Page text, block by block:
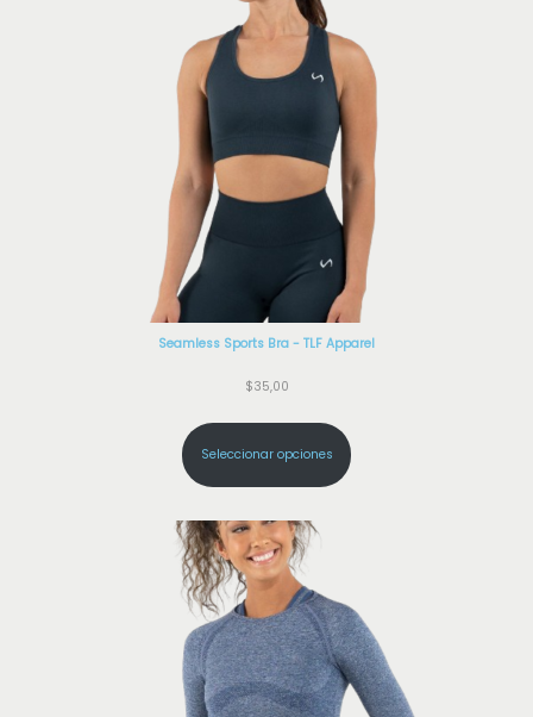
Seamless Sports Bra - TLF Apparel
$35,00
Seleccionar opciones